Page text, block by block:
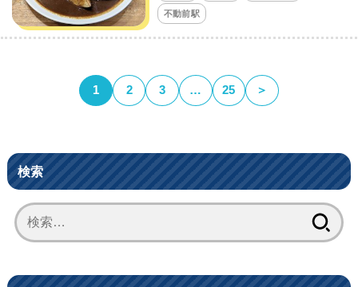
不動前駅
1 2 3 … 25 ＞
検索
索: